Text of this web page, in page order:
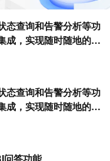
态查询和告警分析等功
成，实现随时随地的高
态查询和告警分析等功
成，实现随时随地的高